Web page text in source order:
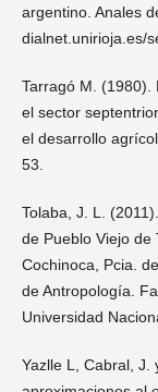
argentino. Anales
dialnet.unirioja.es/
Tarragó M. (1980).
el sector
el desarrollo
53.
Tolaba, J. L.
de Pueblo Viejo de
Cochinoca, Pcia.
de Antropología.
Universidad
Yazlle L, Cabral, J.